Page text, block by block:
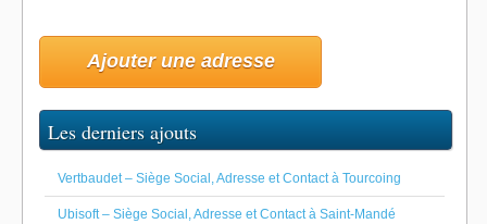
Ajouter une adresse
Les derniers ajouts
Vertbaudet – Siège Social, Adresse et Contact à Tourcoing
Ubisoft – Siège Social, Adresse et Contact à Saint-Mandé